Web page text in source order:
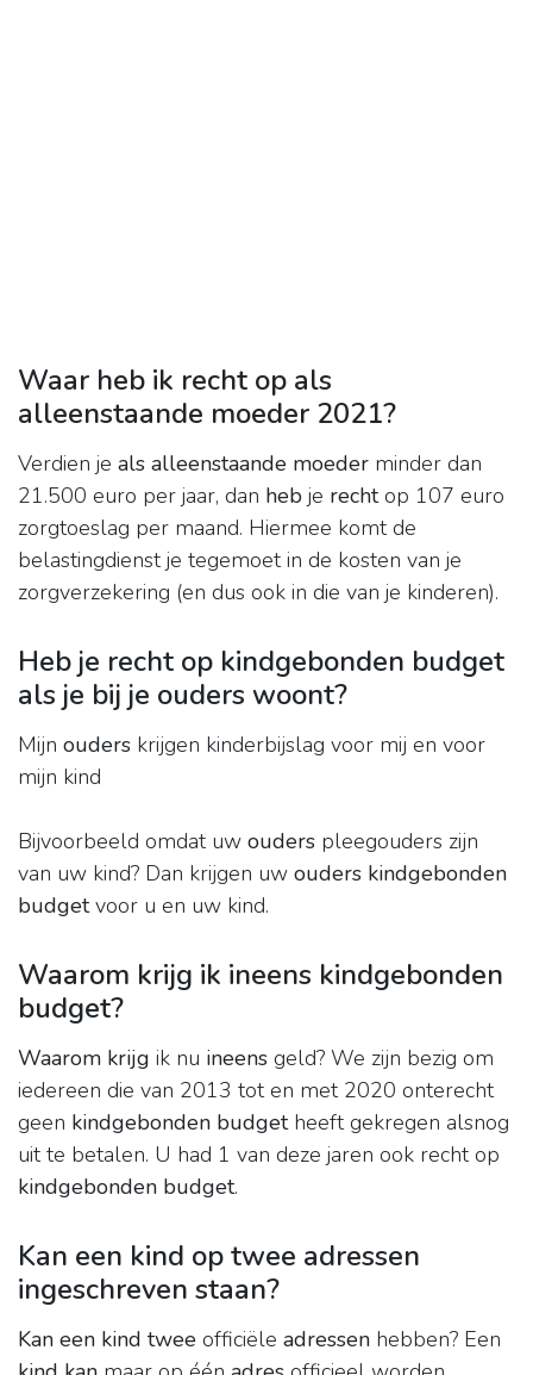
Waar heb ik recht op als
alleenstaande moeder 2021?
Verdien je als alleenstaande moeder minder dan
21.500 euro per jaar, dan heb je rechtop 107 euro
zorgtoeslag per maand. Hiermee komt de
belastingdienst je tegemoet in de kosten van je
zorgverzekering (en dus ook in die van je kinderen).
Heb je recht op kindgebonden budget
als je bij je ouders woont?
Mijn ouders krijgen kinderbijslag voor mij en voor
mijn kind
Bijvoorbeeld omdat uw ouders pleegouders zijn
van uw kind? Dan krijgen uw ouders kindgebonden
budgetvoor u en uw kind.
Waarom krijg ik ineens kindgebonden
budget?
Waarom krijg ik nu ineens geld? We zijn bezig om
iedereen die van 2013 tot en met 2020 onterecht
geen kindgebonden budgetheeft gekregen alsnog
uit te betalen. U had 1 van deze jaren ook recht op
kindgebonden budget.
Kan een kind op twee adressen
ingeschreven staan?
Kan een kind twee officiële adressen hebben? Een